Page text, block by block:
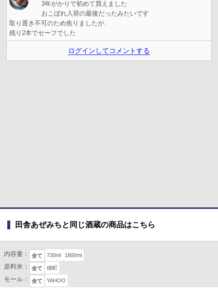
3年がかりで初めて買えました
おこぼれ入荷の最後だったみたいです
取り置き不可のため焦りましたが、
残り2本でセーフでした
ログインしてコメントする
田舎あぜみちと同じ酒蔵の商品はこちら
内容量： 全て 720ml 1800ml
原料米： 全て 雄町
モール： 全て YAHOO